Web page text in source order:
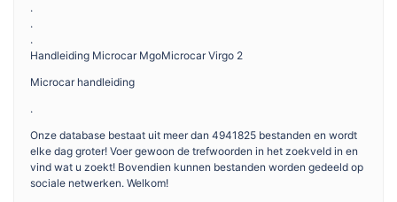
.
.
.
Handleiding Microcar MgoMicrocar Virgo 2
Microcar handleiding
.
Onze database bestaat uit meer dan 4941825 bestanden en wordt
elke dag groter! Voer gewoon de trefwoorden in het zoekveld in en
vind wat u zoekt! Bovendien kunnen bestanden worden gedeeld op
sociale netwerken. Welkom!